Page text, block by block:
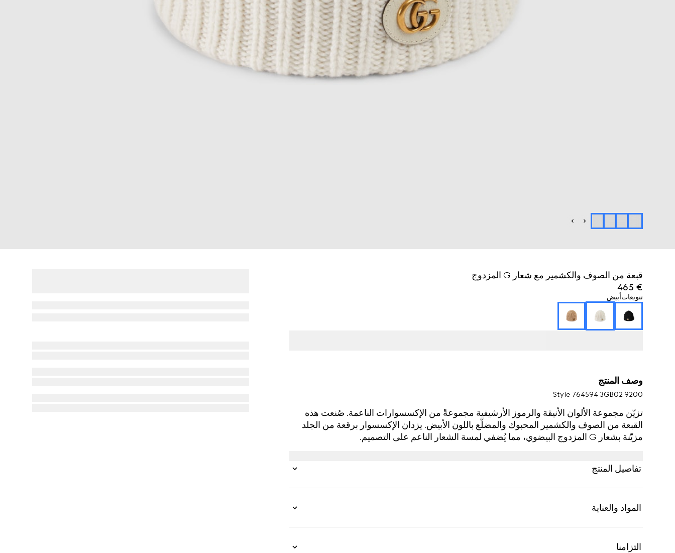
قبعة من الصوف والكشمير مع شعار G المزدوج
€ 465
تنويعاتأبيض
وصف المنتج
Style ‎764594 3GB02 9200
تزيّن مجموعة الألوان الأنيقة والرموز الأرشيفية مجموعةً من الإكسسوارات الناعمة. صُنعت هذه
القبعة من الصوف والكشمير المحبوك والمضلّع باللون الأبيض. يزدان الإكسسوار برقعة من الجلد
مزيّنة بشعار G المزدوج البيضوي، مما يُضفي لمسة الشعار الناعم على التصميم.
تفاصيل المنتج
المواد والعناية
التزامنا